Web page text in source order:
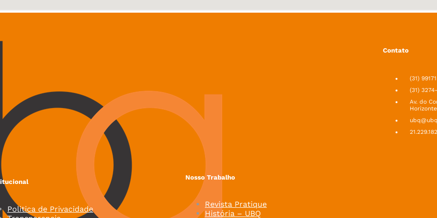
Politica de Privacidade
Nosso Trabalho
Revista Pratique
História – UBQ
Contato
(31)
(31)
Av. do
Horizonte